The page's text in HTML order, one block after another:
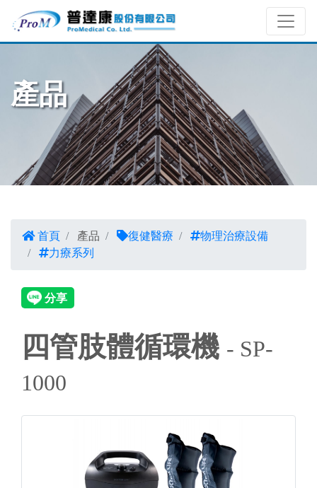
產品
首頁 產品 復健醫療
物理治療設備
力療系列
四管肢體循環機 - SP-
1000